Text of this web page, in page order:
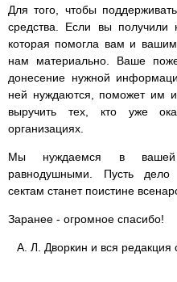
Для того, чтобы
средства. Если вы
которая помогла вам и
нам материально. Ваше
донесение нужной
ней нуждаются, поможет им
выручить тех, кто уже
организациях.
Мы нуждаемся в вашей
равнодушными. Пусть дело
сектам станет поистине
Заранее - огромное спасибо!
А. Л. Дворкин и вся